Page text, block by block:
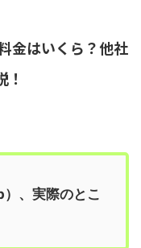
金はいくら？他社
、実際のとこ